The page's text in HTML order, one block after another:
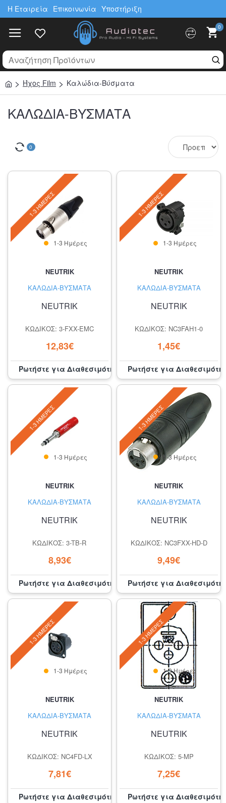
Η Εταιρεία Επικοινωνία Υποστήριξη
0
Ήχος Film Καλώδια-Βύσματα
ΚΑΛΏΔΙΑ-ΒΎΣΜΑΤΑ
0
1-3 ΗΜΈΡΕΣ
NEUTRIK
ΚΑΛΏΔΙΑ-ΒΎΣΜΑΤΑ
NEUTRIK
ΚΩΔΙΚΌΣ: 3-FXX-EMC
12,83€
1-3 Ημέρες
Ρωτήστε για Διαθεσιμότητα
1-3 ΗΜΈΡΕΣ
NEUTRIK
ΚΑΛΏΔΙΑ-ΒΎΣΜΑΤΑ
NEUTRIK
ΚΩΔΙΚΌΣ: NC3FAH1-0
1,45€
1-3 Ημέρες
Ρωτήστε για
1-3 ΗΜΈΡΕΣ
NEUTRIK
ΚΑΛΏΔΙΑ-ΒΎΣΜΑΤΑ
NEUTRIK
ΚΩΔΙΚΌΣ: 3-TB-R
8,93€
1-3 Ημέρες
Ρωτήστε για Διαθεσιμότητα
1-3 ΗΜΈΡΕΣ
NEUTRIK
ΚΑΛΏΔΙΑ-ΒΎΣΜΑΤΑ
NEUTRIK
ΚΩΔΙΚΌΣ: NC3FXX-HD-D
9,49€
1-3 Ημέρες
Ρωτήστε για
1-3 ΗΜΈΡΕΣ
NEUTRIK
ΚΑΛΏΔΙΑ-ΒΎΣΜΑΤΑ
NEUTRIK
ΚΩΔΙΚΌΣ: NC4FD-LX
7,81€
1-3 Ημέρες
Ρωτήστε για Διαθεσιμότητα
1-3 ΗΜΈΡΕΣ
NEUTRIK
ΚΑΛΏΔΙΑ-ΒΎΣΜΑΤΑ
NEUTRIK
ΚΩΔΙΚΌΣ: 5-MP
7,25€
1-3 Ημέρες
Ρωτήστε για